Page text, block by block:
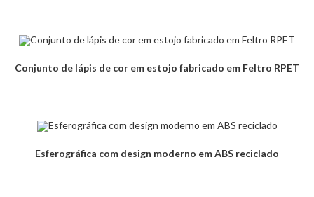
Conjunto de lápis de cor em estojo fabricado em Feltro RPET
Esferográfica com design moderno em ABS reciclado